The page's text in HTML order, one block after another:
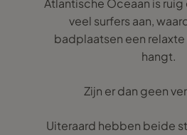
Atlantische Oceaan is
veel surfers aan,
badplaatsen een
hangt.
Zijn er dan geen
Uiteraard hebben beide